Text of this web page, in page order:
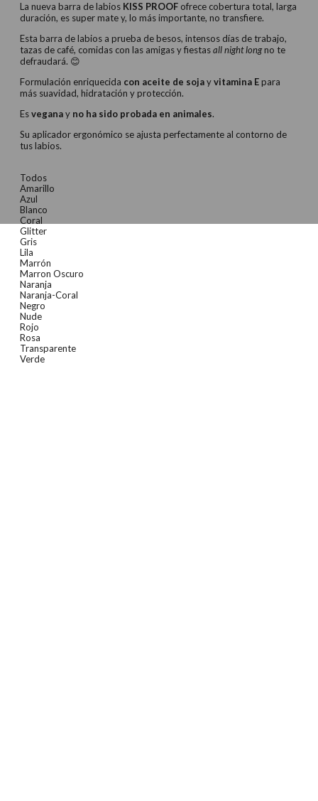
La nueva barra de labios KISS PROOF ofrece cobertura total, larga
duración, es super mate y, lo más importante, no transfiere.
Esta barra de labios a prueba de besos, intensos días de trabajo,
tazas de café, comidas con las amigas y fiestasall night longno te
defraudará. 😊
Formulación enriquecida con aceite de sojayvitamina Epara
más suavidad, hidratación y protección.
Esveganay no ha sido probada en animales.
Su aplicador ergonómico se ajusta perfectamente al contorno de
tus labios.
Todos
Amarillo
Azul
Blanco
Coral
Glitter
Gris
Lila
Marrón
Marron Oscuro
Naranja
Naranja-Coral
Negro
Nude
Rojo
Rosa
Transparente
Verde